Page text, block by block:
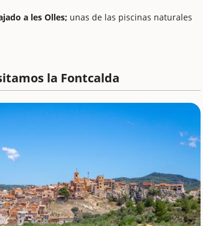
a les Olles; unas de las piscinas naturales
la Fontcalda